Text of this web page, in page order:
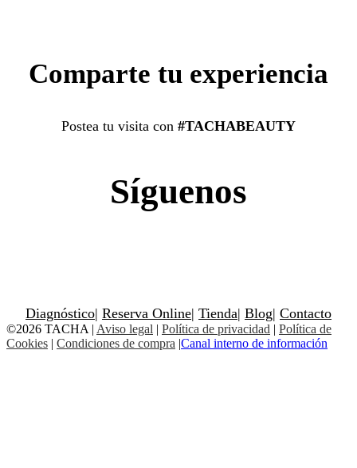
Comparte tu experiencia
Postea tu visita con #TACHABEAUTY
Síguenos
Diagnóstico| Reserva Online| Tienda| Blog| Contacto
©2026 TACHA | Aviso legal | Política de privacidad | Política de
Cookies | Condiciones de compra |Canal interno de información